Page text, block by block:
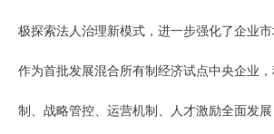
极探索法人治理新模式，进一步强化了企业市
作为首批发展混合所有制经济试点中央企业
制、战略管控、运营机制、人才激励全面发